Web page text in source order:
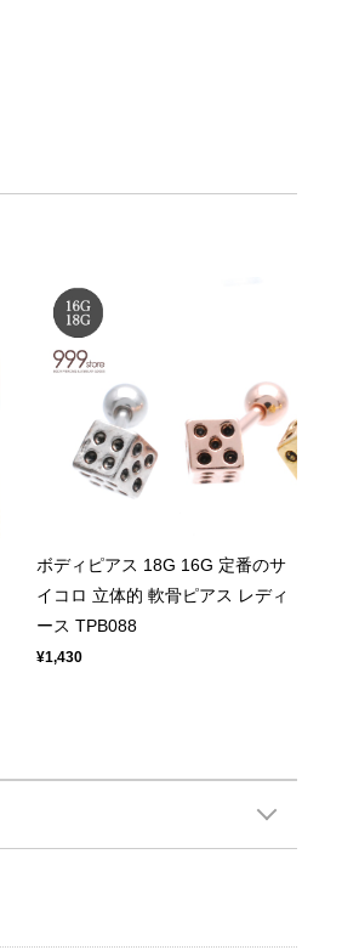
ボディピアス 18G 16G 定番のサ
イコロ 立体的 軟骨ピアス レディ
ース TPB088
¥1,430